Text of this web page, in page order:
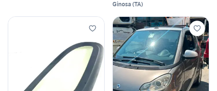
Ginosa (TA)